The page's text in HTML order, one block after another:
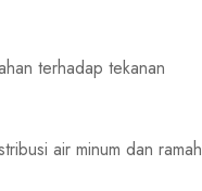
terhadap tekanan
air minum dan ramah